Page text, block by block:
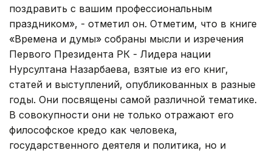
поздравить с вашим профессиональным
праздником», - отметил он. Отметим, что в книге
«Времена и думы» собраны мысли и изречения
Первого Президента РК - Лидера нации
Нурсултана Назарбаева, взятые из его книг,
статей и выступлений, опубликованных в разные
годы. Они посвящены самой различной тематике.
В совокупности они не только отражают его
философское кредо как человека,
государственного деятеля и политика, но и